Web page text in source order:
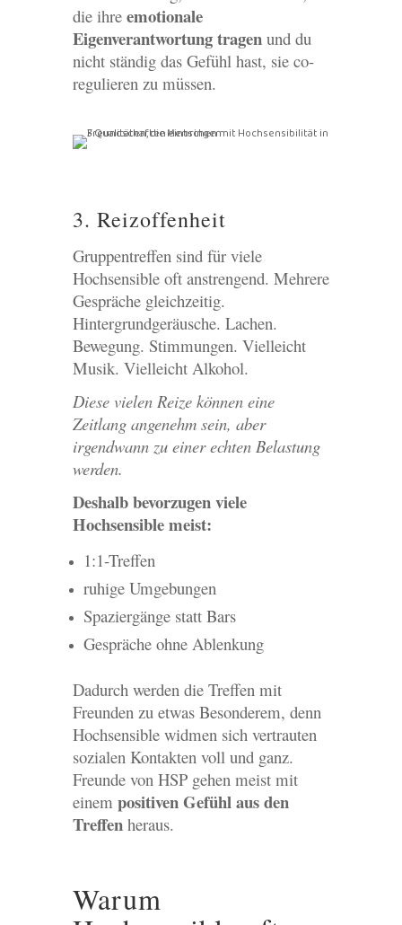
die ihre emotionale
Eigenverantwortung tragenund du
nicht ständig das Gefühl hast, sie co-
regulieren zu müssen.
3. Reizoffenheit
Gruppentreffen sind für viele
Hochsensible oft anstrengend. Mehrere
Gespräche gleichzeitig.
Hintergrundgeräusche. Lachen.
Bewegung. Stimmungen. Vielleicht
Musik. Vielleicht Alkohol.
Diese vielen Reize können eine
Zeitlang angenehm sein, aber
irgendwann zu einer echten Belastung
werden.
Deshalb bevorzugen viele
Hochsensible meist:
1:1-Treffen
ruhige Umgebungen
Spaziergänge statt Bars
Gespräche ohne Ablenkung
Dadurch werden die Treffen mit
Freunden zu etwas Besonderem, denn
Hochsensible widmen sich vertrauten
sozialen Kontakten voll und ganz.
Freunde von HSP gehen meist mit
einem positiven Gefühl aus den
Treffenheraus.
Warum